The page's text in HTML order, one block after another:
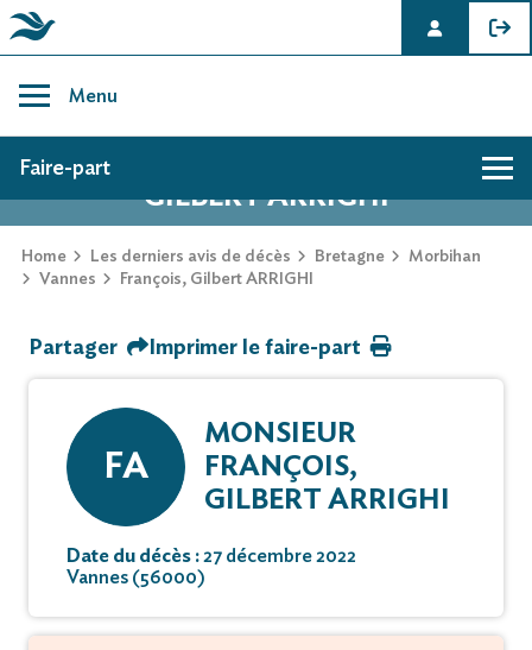
content
Menu
AVIS DE DÉCÈS DE FRANÇOIS,
GILBERT ARRIGHI
Home Les derniers avis de décès Bretagne
Morbihan
Vannes
François, Gilbert ARRIGHI
Faire-part
Partager Imprimer le faire-part
FA
MONSIEUR
FRANÇOIS,
GILBERT ARRIGHI
Date du décès :27 décembre 2022
Vannes (56000)